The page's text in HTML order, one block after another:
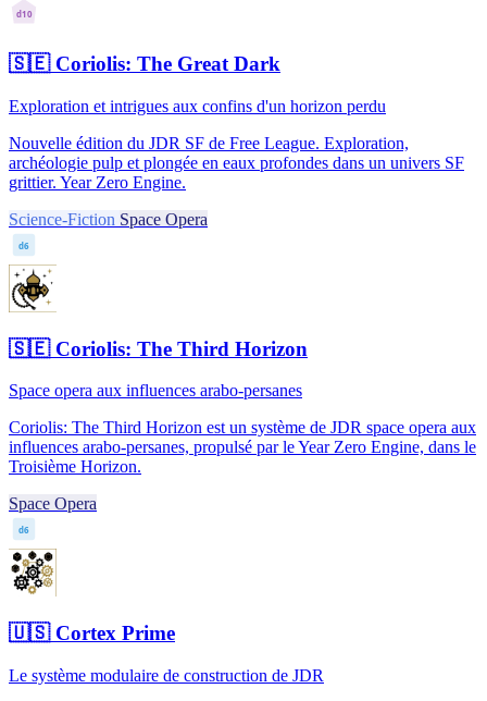
d10
🇸🇪Coriolis: The Great Dark
Exploration et intrigues aux confins d'un horizon perdu
Nouvelle édition du JDR SF de Free League. Exploration,
archéologie pulp et plongée en eaux profondes dans un univers SF
grittier. Year Zero Engine.
Science-Fiction Space Opera
d6
🇸🇪Coriolis: The Third Horizon
Space opera aux influences arabo-persanes
Coriolis: The Third Horizon est un système de JDR space opera aux
influences arabo-persanes, propulsé par le Year Zero Engine, dans le
Troisième Horizon.
Space Opera
d6
🇺🇸Cortex Prime
Le système modulaire de construction de JDR